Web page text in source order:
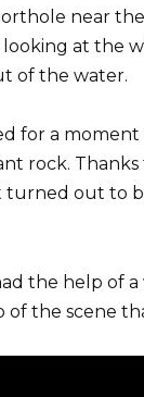
near
at the
of the water.
for a
rock.
turned out to
the help of
of the scene